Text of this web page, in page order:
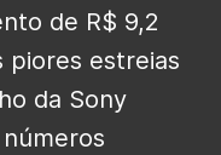
de R$ 9,2
piores estreias
da Sony